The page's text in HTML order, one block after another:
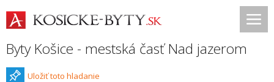
Byty Košice - mestská časť Nad jazerom
Uložiť toto hladanie